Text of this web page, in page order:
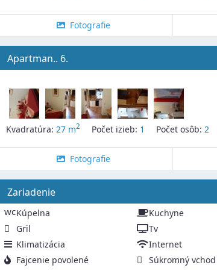
Fotografie
Apartman.. 6.
Kvadratúra: 27 m2 Počet izieb: 1 Počet osôb: 2
Fotografie
Zariadenie
wcKúpelna Kuchyne
Gril
Tv
Klimatizácia
Internet
Fajcenie povolené Súkromný vchod